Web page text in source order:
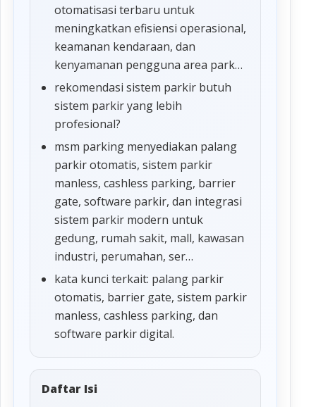
otomatisasi terbaru untuk
meningkatkan efisiensi operasional,
keamanan kendaraan, dan
kenyamanan pengguna area park…
rekomendasi sistem parkir butuh
sistem parkir yang lebih
profesional?
msm parking menyediakan palang
parkir otomatis, sistem parkir
manless, cashless parking, barrier
gate, software parkir, dan integrasi
sistem parkir modern untuk
gedung, rumah sakit, mall, kawasan
industri, perumahan, ser…
kata kunci terkait: palang parkir
otomatis, barrier gate, sistem parkir
manless, cashless parking, dan
software parkir digital.
Daftar Isi